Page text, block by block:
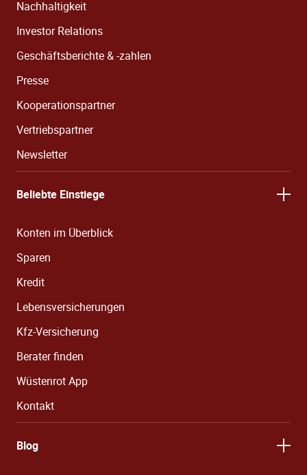
Nachhaltigkeit
Investor Relations
Geschäftsberichte & -zahlen
Presse
Kooperationspartner
Vertriebspartner
Newsletter
Beliebte Einstiege
Konten im Überblick
Sparen
Kredit
Lebensversicherungen
Kfz-Versicherung
Berater finden
Wüstenrot App
Kontakt
Blog